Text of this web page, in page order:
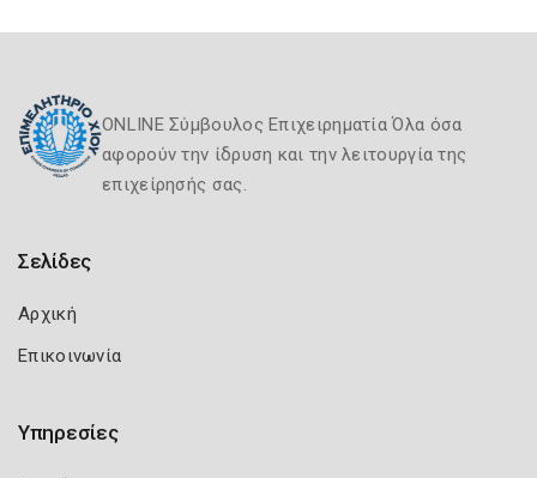
ONLINE Σύμβουλος Επιχειρηματία Όλα όσα
αφορούν την ίδρυση και την λειτουργία της
επιχείρησής σας.
Σελίδες
Αρχική
Επικοινωνία
Υπηρεσίες